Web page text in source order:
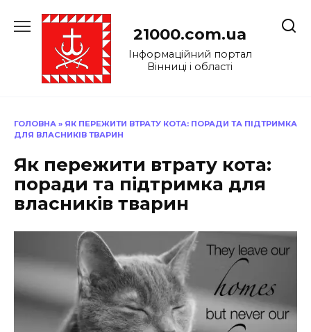
до
21000.com.ua
Інформаційний портал
Вінниці і області
ГОЛОВНА » ЯК ПЕРЕЖИТИ ВТРАТУ КОТА: ПОРАДИ ТА ПІДТРИМКА
ДЛЯ ВЛАСНИКІВ ТВАРИН
Як пережити втрату кота:
поради та підтримка для
власників тварин